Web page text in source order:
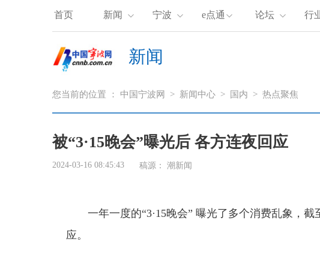
首页 新闻 宁波 e点通 论坛 行
新闻
您当前的位置 ： 中国宁波网 > 新闻中心 > 国内 > 热点聚焦
被“3·15晚会”曝光后 各方连夜回应
2024-03-16 08:45:43 稿源： 潮新闻
一年一度的“3·15晚会” 曝光了多个消费乱象，截
应。